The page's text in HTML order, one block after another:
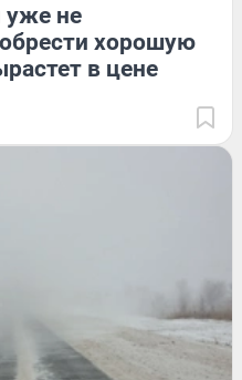
уже не
хорошую
в цене